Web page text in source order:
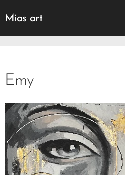
Mias art
Emy